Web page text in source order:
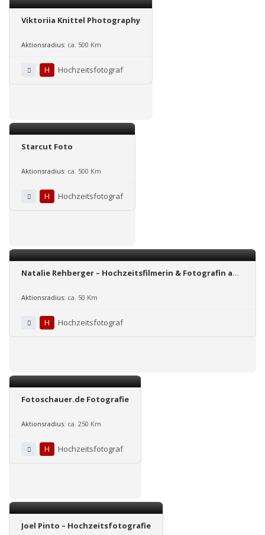
Viktoriia Knittel Photography
Aktionsradius: ca. 500 Km
H Hochzeitsfotograf
Starcut Foto
Aktionsradius: ca. 500 Km
H Hochzeitsfotograf
Natalie Rehberger – Hochzeitsfilmerin & Fotografin aus
Aktionsradius: ca. 50 Km
H Hochzeitsfotograf
Fotoschauer.de Fotografie
Aktionsradius: ca. 250 Km
H Hochzeitsfotograf
Joel Pinto – Hochzeitsfotografie